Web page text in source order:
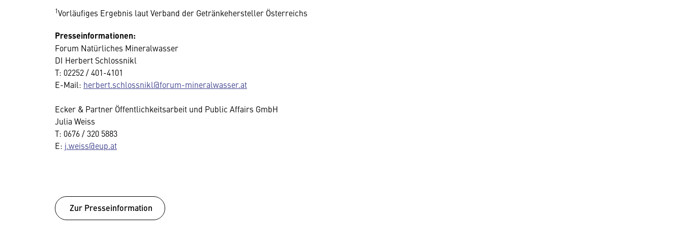
1Vorläufiges Ergebnis laut Verband der Getränkehersteller Österreichs
Presseinformationen:
Forum Natürliches Mineralwasser
DI Herbert Schlossnikl
T: 02252 / 401-4101
E-Mail: herbert.schlossnikl@forum-mineralwasser.at
Ecker & Partner Öffentlichkeitsarbeit und Public Affairs GmbH
Julia Weiss
T: 0676 / 320 5883
E: j.weiss@eup.at
Zur Presseinformation